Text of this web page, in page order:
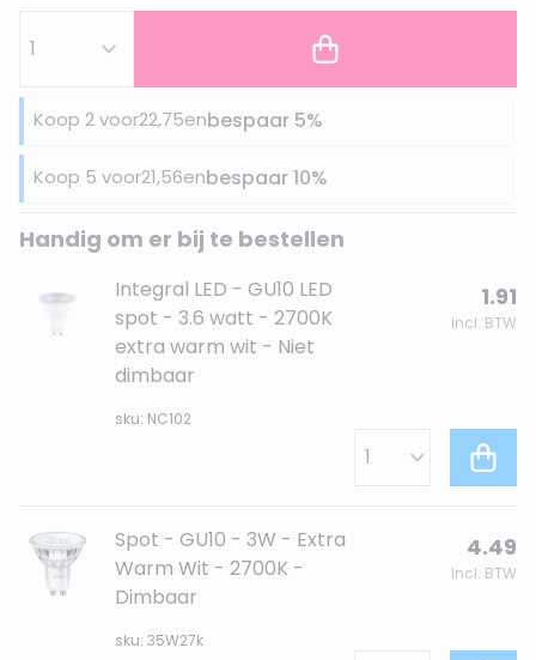
Koop 2 voor22,75enbespaar 5%
Koop 5 voor21,56enbespaar10%
Handig om er bij te bestellen
Integral LED - GU10 LED
spot - 3.6 watt - 2700K
extra warm wit - Niet
dimbaar
sku: NC102
1.91
Incl. BTW
Spot - GU10 - 3W - Extra
Warm Wit - 2700K -
Dimbaar
sku: 35W27k
4.49
Incl. BTW